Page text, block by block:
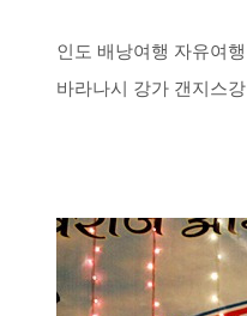
인도 배낭여행 자유여
바라나시 강가 갠지스